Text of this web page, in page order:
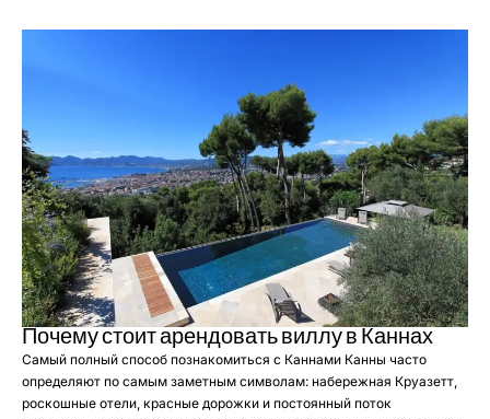
Почему стоит арендовать виллу в Каннах
Самый полный способ познакомиться с Каннами Канны часто
определяют по самым заметным символам: набережная Круазетт,
роскошные отели, красные дорожки и постоянный поток